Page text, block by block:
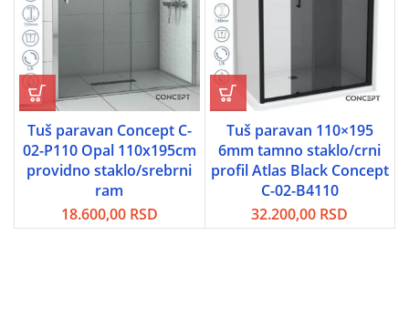
Tuš paravan Concept C-
02-P110 Opal 110x195cm
providno staklo/srebrni
ram
18.600,00 RSD
Tuš paravan 110×195
6mm tamno staklo/crni
profil Atlas Black Concept
C-02-B4110
32.200,00 RSD